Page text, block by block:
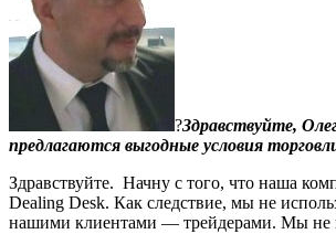
?Здравствуйте,
предлагаются выгодные условия
Здравствуйте. Начну с того, что наша
Dealing Desk. Как следствие, мы не
нашими клиентами — трейдерами. Мы не